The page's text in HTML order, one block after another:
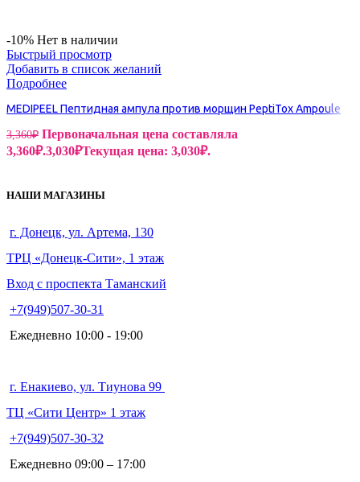
-10% Нет в наличии
Быстрый просмотр
Добавить в список желаний
Подробнее
MEDIPEEL Пептидная ампула против морщин PeptiTox Ampoule
3,360₽ Первоначальная цена составляла
3,360₽.3,030₽Текущая цена: 3,030₽.
НАШИ МАГАЗИНЫ
г. Донецк, ул. Артема, 130
ТРЦ «Донецк-Сити», 1 этаж
Вход с проспекта Таманский
+7(949)507-30-31
Ежедневно 10:00 - 19:00
г. Енакиево, ул. Тиунова 99
ТЦ «Сити Центр» 1 этаж
+7(949)507-30-32
Ежедневно 09:00 – 17:00